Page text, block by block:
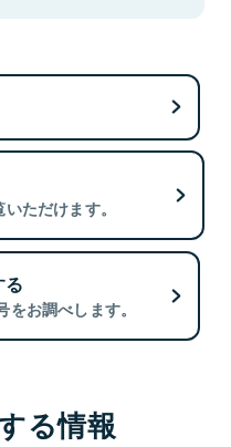
ただけます。
お調べします。
る情報